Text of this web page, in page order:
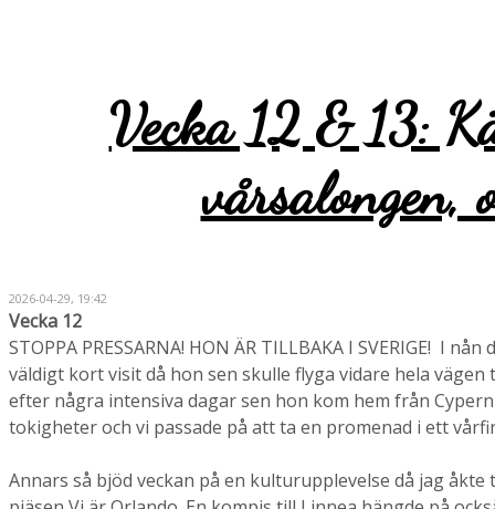
Vecka 12 & 13:
vårsalongen,
2026-04-29, 19:42
Vecka 12
STOPPA PRESSARNA! HON ÄR TILLBAKA I SVERIGE! I
väldigt kort visit då hon sen skulle flyga vidare hela
efter några intensiva dagar sen hon kom hem från
tokigheter och vi passade på att ta en promenad i ett
Annars så bjöd veckan på en kulturupplevelse då jag